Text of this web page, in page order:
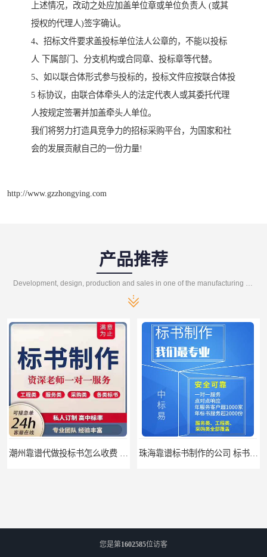
上述情况，改动之处应加盖单位章或单位负责人 (或其
授权的代理人)签字确认。
4、招标文件要求盖投标单位法人公章的，不能以投标
人 下属部门、分支机构或合同章、投标章等代替。
5、如以联合体形式参与投标的，投标文件应按联合体投
5 标协议，由联合体牵头人的法定代表人或其委托代理
人按规定签署并加盖牵头人单位。
我们将努力打造具竞争力的招标采购平台，为国家和社
会的发展贡献自己的一份力量!
http://www.gzzhongying.com
产品推荐
您是第1602585位访客